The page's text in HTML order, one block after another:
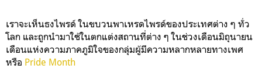
เราจะเห็นธงไพรด์ ในขบวนพาเหรดไพรด์ของประเทศต่าง ๆ ทั่ว
โลก และถูกนำมาใช้ในตกแต่งสถานที่ต่าง ๆ ในช่วงเดือนมิถุนายน
เดือนแห่งความภาคภูมิใจของกลุ่มผู้มีความหลากหลายทางเพศ
หรือ Pride Month